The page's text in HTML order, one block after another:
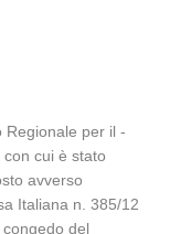
Regionale per il -
cui è stato
avverso
Italiana n. 385/12
del